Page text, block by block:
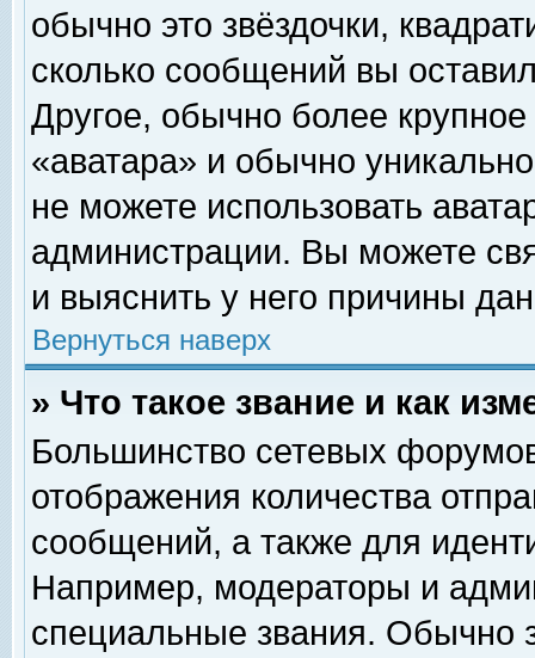
обычно это звёздочки,
сколько сообщений вы
Другое, обычно более
«аватара» и обычно
не можете использовать
администрации. Вы можете
и выяснить у него причины
Вернуться наверх
» Что такое звание и как
Большинство сетевых
отображения количества
сообщений, а также для
Например, модераторы и
специальные звания. Обычно